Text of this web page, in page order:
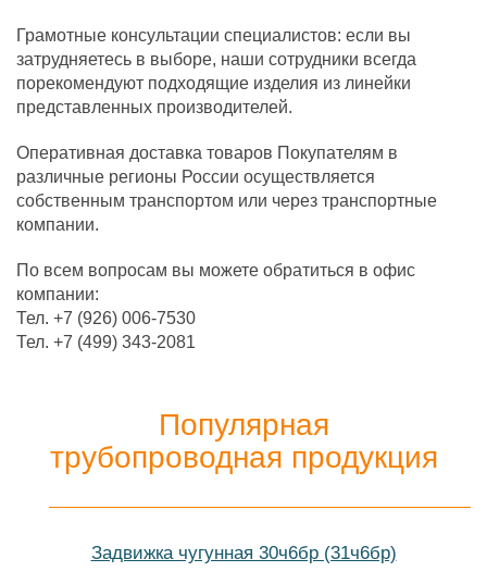
Грамотные консультации специалистов: если вы
затрудняетесь в выборе, наши сотрудники всегда
порекомендуют подходящие изделия из линейки
представленных производителей.
Оперативная доставка товаров Покупателям в
различные регионы России осуществляется
собственным транспортом или через транспортные
компании.
По всем вопросам вы можете обратиться в офис
компании:
Тел. +7 (926) 006-7530
Тел. +7 (499) 343-2081
Популярная
трубопроводная продукция
Задвижка чугунная 30ч6бр (31ч6бр)